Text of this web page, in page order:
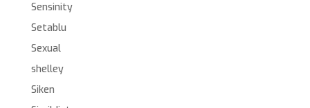
Sensinity
Setablu
Sexual
shelley
Siken